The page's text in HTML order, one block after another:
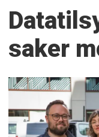
saker